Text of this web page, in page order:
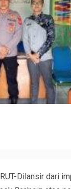
Dilansir dari